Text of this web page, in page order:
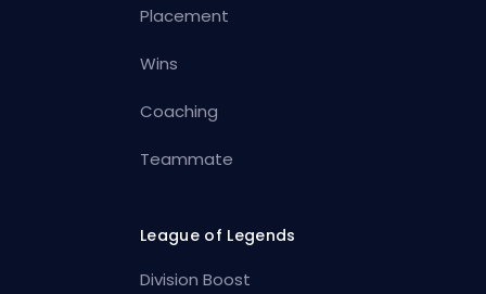
Placement
Wins
Coaching
Teammate
League of Legends
Division Boost